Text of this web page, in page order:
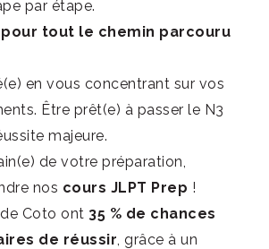
par étape.
tout le chemin parcouru
en vous concentrant sur vos
Être prêt(e) à passer le N3
majeure.
de votre préparation,
nos cours JLPT Prep !
Coto ont 35 % de chances
de réussir , grâce à un